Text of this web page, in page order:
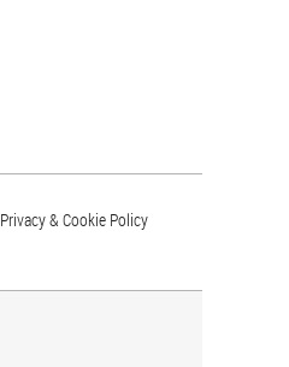
Privacy & Cookie Policy